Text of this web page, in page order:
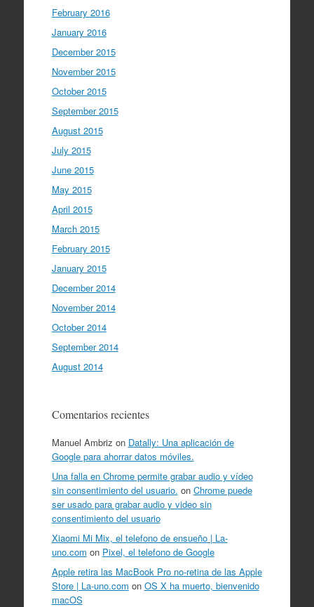
February 2016
January 2016
December 2015
November 2015
October 2015
September 2015
August 2015
July 2015
June 2015
May 2015
April 2015
March 2015
February 2015
January 2015
December 2014
November 2014
October 2014
September 2014
August 2014
Comentarios recientes
Manuel Ambriz on Datally: Una aplicación de
Google para ahorrar datos móviles.
Una falla en Chrome permite grabar audio y vídeo
sin consentimiento del usuario. on Chrome puede
ser usado para grabar audio y video sin
consentimiento del usuario
Xiaomi Mi Mix, el telefono de ensueño | La-
uno.com on Pixel, el telefono de Google
Apple retira las MacBook Pro no-retina de las Apple
Store | La-uno.com on OS X ha muerto, bienvenido
macOS